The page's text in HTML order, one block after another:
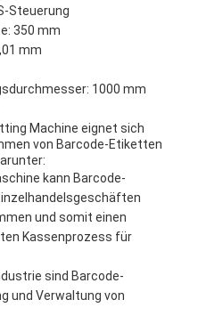
Steuerung
350 mm
mm
1000 mm
Machine eignet sich
von Barcode-Etiketten
kann Barcode-
und somit einen
Kassenprozess für
sind Barcode-
und Verwaltung von